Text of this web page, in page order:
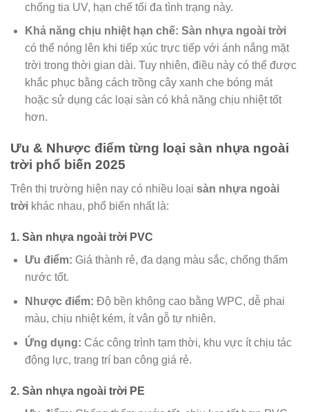
chống tia UV, hạn chế tối đa tình trạng này.
Khả năng chịu nhiệt hạn chế: Sàn nhựa ngoài trời
có thể nóng lên khi tiếp xúc trực tiếp với ánh nắng mặt
trời trong thời gian dài. Tuy nhiên, điều này có thể được
khắc phục bằng cách trồng cây xanh che bóng mát
hoặc sử dụng các loại sàn có khả năng chịu nhiệt tốt
hơn.
Ưu & Nhược điểm từng loại sàn nhựa ngoài
trời phổ biến 2025
Trên thị trường hiện nay có nhiều loại sàn nhựa ngoài
trời khác nhau, phổ biến nhất là:
1. Sàn nhựa ngoài trời PVC
Ưu điểm: Giá thành rẻ, đa dạng màu sắc, chống thấm
nước tốt.
Nhược điểm: Độ bền không cao bằng WPC, dễ phai
màu, chịu nhiệt kém, ít vân gỗ tự nhiên.
Ứng dụng: Các công trình tạm thời, khu vực ít chịu tác
động lực, trang trí ban công giá rẻ.
2. Sàn nhựa ngoài trời PE